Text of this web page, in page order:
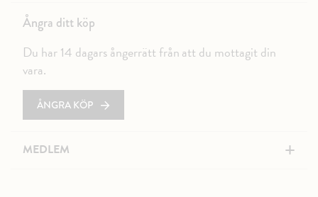
Ångra ditt köp
Du har 14 dagars ångerrätt från att du mottagit din
vara.
ÅNGRA KÖP
MEDLEM +